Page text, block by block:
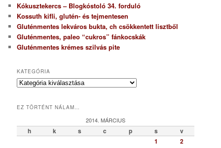
Kókusztekercs – Blogkóstoló 34. forduló
Kossuth kifli, glutén- és tejmentesen
Gluténmentes lekváros bukta, ch csökkentett lisztből
Gluténmentes, paleo “cukros” fánkocskák
Gluténmentes krémes szilvás pite
KATEGÓRIA
K
e
ó
r
EZ TÖRTÉNT NÁLAM…
2014. MÁRCIUS
h k s c p s v
1
2